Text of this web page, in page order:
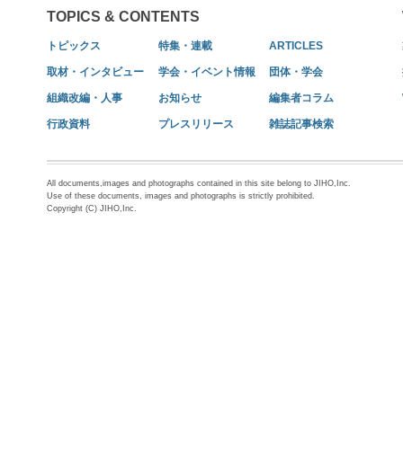
TOPICS & CONTENTS
トピックス 特集・連載 ARTICLES
取材・インタビュー 学会・イベント情報 団体・学会
組織改編・人事 お知らせ 編集者コラム
行政資料 プレスリリース 雑誌記事検索
All documents,images and photographs contained in this site belong to JIHO,Inc.
Use of these documents, images and photographs is strictly prohibited.
Copyright (C) JIHO,Inc.